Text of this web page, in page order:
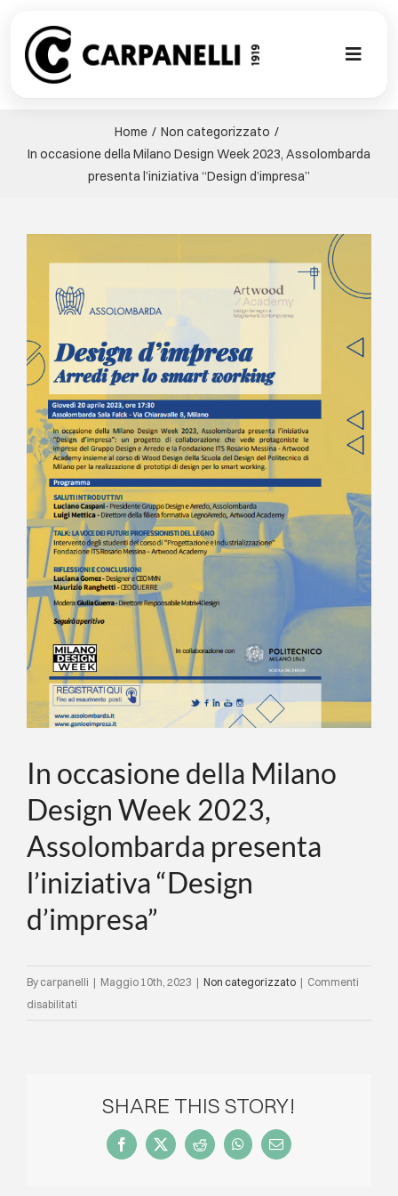
content
Toggle
PROJECT
SU MISURA
ABOUT
EVENTI
CONTATTI
LINGUA
Home
Non categorizzato
In occasione della Milano Design Week 2023, Assolombarda
presenta l’iniziativa “Design d’impresa”
Larger
Image
In occasione della Milano
Design Week 2023,
Assolombarda presenta
l’iniziativa “Design
d’impresa”
By carpanelli | Maggio 10th, 2023 | Non categorizzato | Commenti
disabilitati
DesignSHARE THIS STORY!
Facebook
X RedditWhatsApp
Email